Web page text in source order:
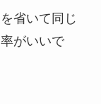
省いて同じ
がいいで